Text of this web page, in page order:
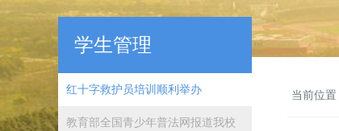
学生管理
红十字救护员培训顺利举办
教育部全国青少年普法网报道我校
当前位置